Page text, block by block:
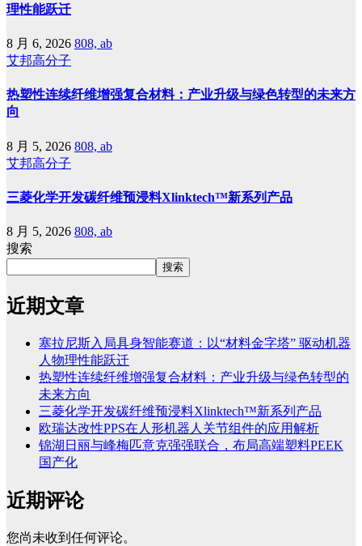
理性能跃迁
8 月 6, 2026 808, ab
艾邦高分子
热塑性连续纤维增强复合材料：产业升级与绿色转型的未来方
向
8 月 5, 2026 808, ab
艾邦高分子
三菱化学开发碳纤维预浸料Xlinktech™新系列产品
8 月 5, 2026 808, ab
搜索
搜索
近期文章
塞拉尼斯入局具身智能赛道：以“材料金字塔” 驱动机器
人物理性能跃迁
热塑性连续纤维增强复合材料：产业升级与绿色转型的
未来方向
三菱化学开发碳纤维预浸料Xlinktech™新系列产品
欧瑞达改性PPS在人形机器人关节组件的应用解析
锦湖日丽与峰梅匹意克强强联合，布局高端塑料PEEK
国产化
近期评论
您尚未收到任何评论。